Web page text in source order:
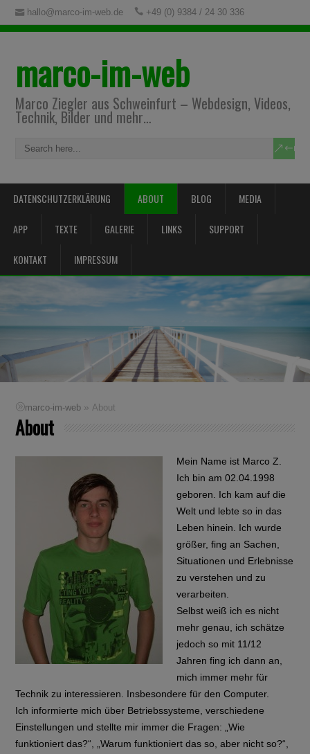
hallo@marco-im-web.de +49 (0) 9384 / 24 30 336
marco-im-web
Marco Ziegler aus Schweinfurt – Webdesign, Videos,
Technik, Bilder und mehr…
DATENSCHUTZERKLÄRUNG ABOUT BLOG MEDIA
APP TEXTE GALERIE LINKS SUPPORT
KONTAKT IMPRESSUM
marco-im-web » About
About
Mein Name ist Marco Z.
Ich bin am 02.04.1998
geboren. Ich kam auf die
Welt und lebte so in das
Leben hinein. Ich wurde
größer, fing an Sachen,
Situationen und Erlebnisse
zu verstehen und zu
verarbeiten.
Selbst weiß ich es nicht
mehr genau, ich schätze
jedoch so mit 11/12
Jahren fing ich dann an,
mich immer mehr für
Technik zu interessieren. Insbesondere für den Computer.
Ich informierte mich über Betriebssysteme, verschiedene
Einstellungen und stellte mir immer die Fragen: „Wie
funktioniert das?“, „Warum funktioniert das so, aber nicht so?“,